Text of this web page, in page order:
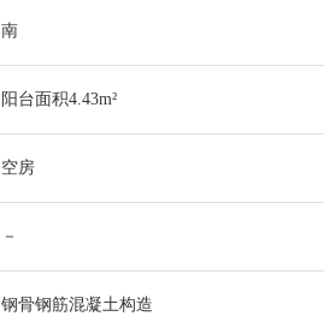
南
阳台面积4.43m²
空房
－
钢骨钢筋混凝土构造